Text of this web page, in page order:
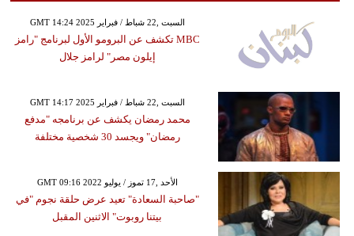
GMT 14:24 2025 السبت ,22 شباط / فبراير
MBC تكشف عن البرومو الأول لبرنامج "رامز
إيلون مصر" لرامز جلال
GMT 14:17 2025 السبت ,22 شباط / فبراير
محمد رمضان يكشف عن برنامجه "مدفع
رمضان" ويجسد 30 شخصية مختلفة
GMT 09:16 2022 الأحد ,17 تموز / يوليو
"صاحبة السعادة" تعيد عرض حلقة نجوم "في
بيتنا روبوت" الاثنين المقبل